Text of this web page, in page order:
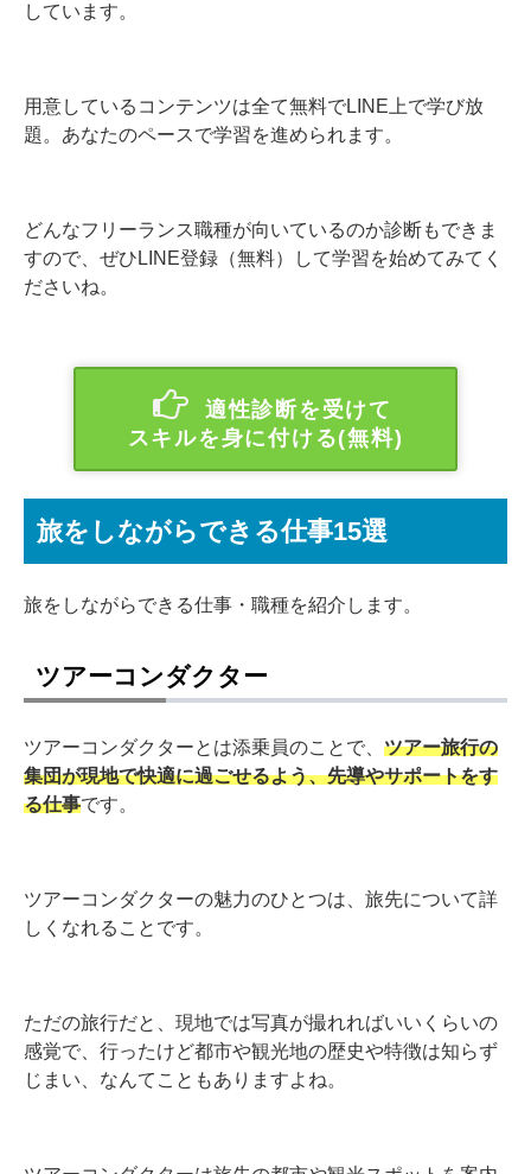
しています。
用意しているコンテンツは全て無料でLINE上で学び放
題。あなたのペースで学習を進められます。
どんなフリーランス職種が向いているのか診断もできま
すので、ぜひLINE登録（無料）して学習を始めてみてく
ださいね。
適性診断を受けて
スキルを身に付ける(無料)
旅をしながらできる仕事15選
旅をしながらできる仕事・職種を紹介します。
ツアーコンダクター
ツアーコンダクターとは添乗員のことで、 ツアー旅行の
集団が現地で快適に過ごせるよう、先導やサポートをす
る仕事です。
ツアーコンダクターの魅力のひとつは、旅先について詳
しくなれることです。
ただの旅行だと、現地では写真が撮れればいいくらいの
感覚で、行ったけど都市や観光地の歴史や特徴は知らず
じまい、なんてこともありますよね。